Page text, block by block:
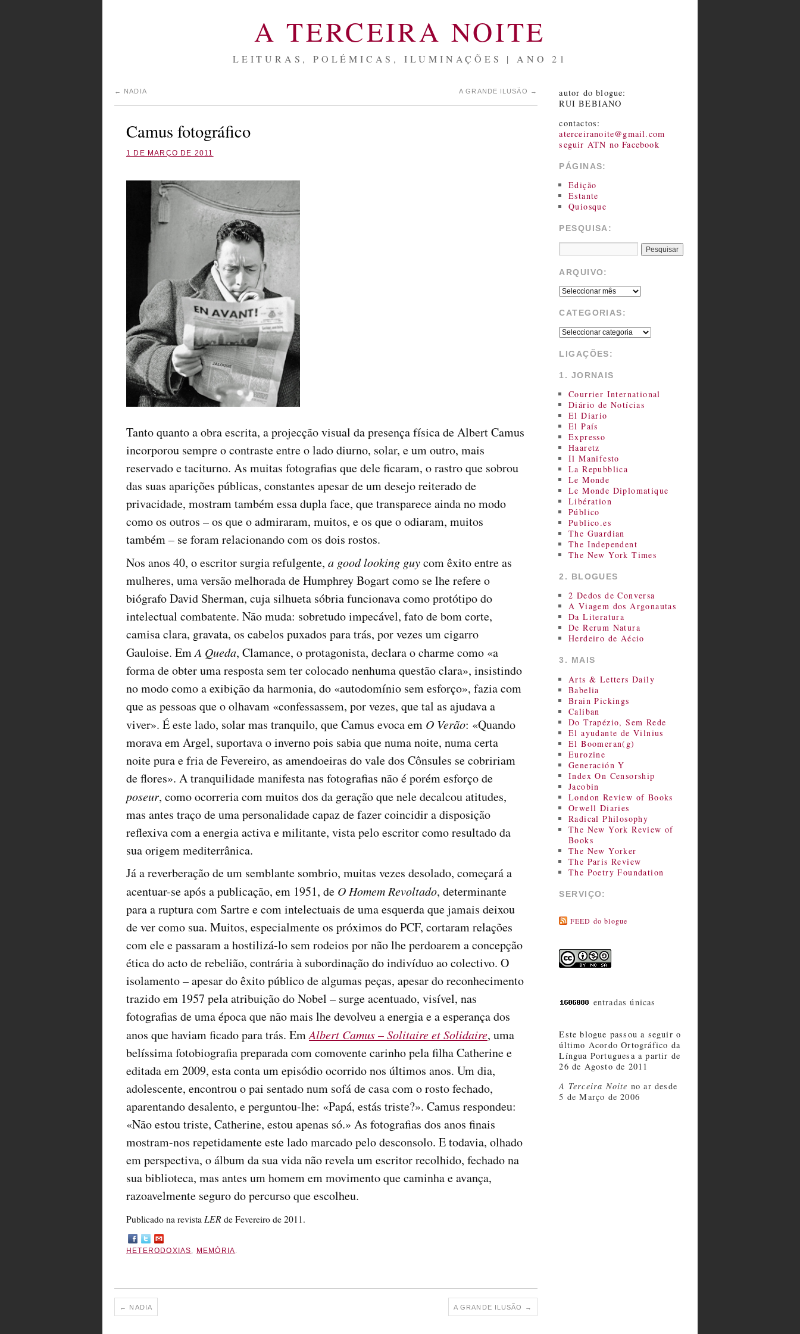
A TERCEIRA NOITE
LEITURAS, POLÉMICAS, ILUMINAÇÕES | ANO 21
← NADIA A GRANDE ILUSÃO →
Camus fotográfico
1 DE MARÇO DE 2011
Tanto quanto a obra escrita, a projecção visual da presença física de Albert Camus
incorporou sempre o contraste entre o lado diurno, solar, e um outro, mais
reservado e taciturno. As muitas fotografias que dele ficaram, o rastro que sobrou
das suas aparições públicas, constantes apesar de um desejo reiterado de
privacidade, mostram também essa dupla face, que transparece ainda no modo
como os outros – os que o admiraram, muitos, e os que o odiaram, muitos
também – se foram relacionando com os dois rostos.
Nos anos 40, o escritor surgia refulgente, a good looking guycom êxito entre as
mulheres, uma versão melhorada de Humphrey Bogart como se lhe refere o
biógrafo David Sherman, cuja silhueta sóbria funcionava como protótipo do
intelectual combatente. Não muda: sobretudo impecável, fato de bom corte,
camisa clara, gravata, os cabelos puxados para trás, por vezes um cigarro
Gauloise. EmA Queda, Clamance, o protagonista, declara o charme como «a
forma de obter uma resposta sem ter colocado nenhuma questão clara», insistindo
no modo como a exibição da harmonia, do «autodomínio sem esforço», fazia com
que as pessoas que o olhavam «confessassem, por vezes, que tal as ajudava a
viver». É este lado, solar mas tranquilo, que Camus evoca em O Verão: «Quando
morava em Argel, suportava o inverno pois sabia que numa noite, numa certa
noite pura e fria de Fevereiro, as amendoeiras do vale dos Cônsules se cobririam
de flores». A tranquilidade manifesta nas fotografias não é porém esforço de
poseur, como ocorreria com muitos dos da geração que nele decalcou atitudes,
mas antes traço de uma personalidade capaz de fazer coincidir a disposição
reflexiva com a energia activa e militante, vista pelo escritor como resultado da
sua origem mediterrânica.
Já a reverberação de um semblante sombrio, muitas vezes desolado, começará a
acentuar-se após a publicação, em 1951, de O Homem Revoltado, determinante
para a ruptura com Sartre e com intelectuais de uma esquerda que jamais deixou
de ver como sua. Muitos, especialmente os próximos do PCF, cortaram relações
com ele e passaram a hostilizá-lo sem rodeios por não lhe perdoarem a concepção
ética do acto de rebelião, contrária à subordinação do indivíduo ao colectivo. O
isolamento – apesar do êxito público de algumas peças, apesar do reconhecimento
trazido em 1957 pela atribuição do Nobel – surge acentuado, visível, nas
fotografias de uma época que não mais lhe devolveu a energia e a esperança dos
anos que haviam ficado para trás. EmAlbert Camus – Solitaire et Solidaire, uma
belíssima fotobiografia preparada com comovente carinho pela filha Catherine e
editada em 2009, esta conta um episódio ocorrido nos últimos anos. Um dia,
adolescente, encontrou o pai sentado num sofá de casa com o rosto fechado,
aparentando desalento, e perguntou-lhe: «Papá, estás triste?». Camus respondeu:
«Não estou triste, Catherine, estou apenas só.» As fotografias dos anos finais
mostram-nos repetidamente este lado marcado pelo desconsolo. E todavia, olhado
em perspectiva, o álbum da sua vida não revela um escritor recolhido, fechado na
sua biblioteca, mas antes um homem em movimento que caminha e avança,
razoavelmente seguro do percurso que escolheu.
Publicado na revista LER de Fevereiro de 2011.
HETERODOXIAS, MEMÓRIA.
← NADIA A GRANDE ILUSÃO →
autor do blogue:
RUI BEBIANO
contactos:
aterceiranoite@gmail.com
seguir ATN no Facebook
PÁGINAS:
Edição
Estante
Quiosque
PESQUISA:
ARQUIVO:
CATEGORIAS:
LIGAÇÕES:
1. JORNAIS
Courrier International
Diário de Notícias
El Diario
El País
Expresso
Haaretz
Il Manifesto
La Repubblica
Le Monde
Le Monde Diplomatique
Libération
Público
Publico.es
The Guardian
The Independent
The New York Times
2. BLOGUES
2 Dedos de Conversa
A Viagem dos Argonautas
Da Literatura
De Rerum Natura
Herdeiro de Aécio
3. MAIS
Arts & Letters Daily
Babelia
Brain Pickings
Caliban
Do Trapézio, Sem Rede
El ayudante de Vilnius
El Boomeran(g)
Eurozine
Generación Y
Index On Censorship
Jacobin
London Review of Books
Orwell Diaries
Radical Philosophy
The New York Review of
Books
The New Yorker
The Paris Review
The Poetry Foundation
SERVIÇO:
FEED do blogue
entradas únicas
Este blogue passou a seguir o
último Acordo Ortográfico da
Língua Portuguesa a partir de
26 de Agosto de 2011
A Terceira Noite no ar desde
5 de Março de 2006